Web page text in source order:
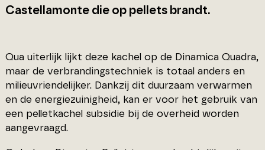
Castellamonte die op pellets brandt.
Qua uiterlijk lijkt deze kachel op de Dinamica Quadra,
maar de verbrandingstechniek is totaal anders en
milieuvriendelijker. Dankzij dit duurzaam verwarmen
en de energiezuinigheid, kan er voor het gebruik van
een pelletkachel subsidie bij de overheid worden
aangevraagd.